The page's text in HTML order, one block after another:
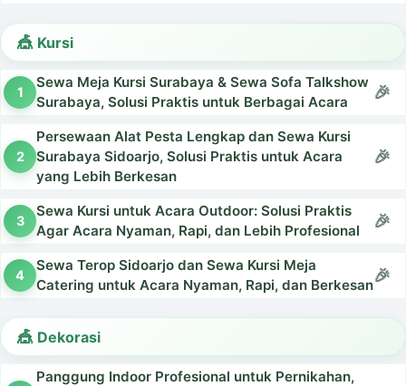
Kursi
Sewa Meja Kursi Surabaya & Sewa Sofa Talkshow
Surabaya, Solusi Praktis untuk Berbagai Acara
Persewaan Alat Pesta Lengkap dan Sewa Kursi
Surabaya Sidoarjo, Solusi Praktis untuk Acara
yang Lebih Berkesan
Sewa Kursi untuk Acara Outdoor: Solusi Praktis
Agar Acara Nyaman, Rapi, dan Lebih Profesional
Sewa Terop Sidoarjo dan Sewa Kursi Meja
Catering untuk Acara Nyaman, Rapi, dan Berkesan
Dekorasi
Panggung Indoor Profesional untuk Pernikahan,